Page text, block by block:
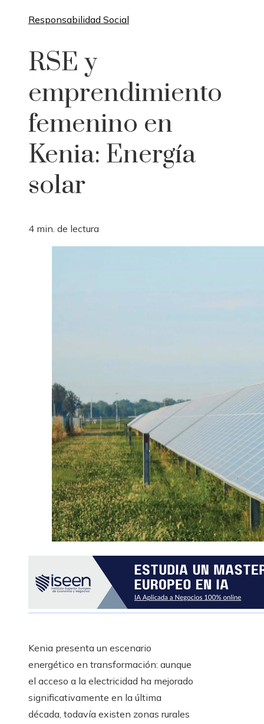
Responsabilidad Social
RSE y
emprendimiento
femenino en
Kenia: Energía
solar
4 min. de lectura
Kenia presenta un escenario
energético en transformación: aunque
el acceso a la electricidad ha mejorado
significativamente en la última
década, todavía existen zonas rurales